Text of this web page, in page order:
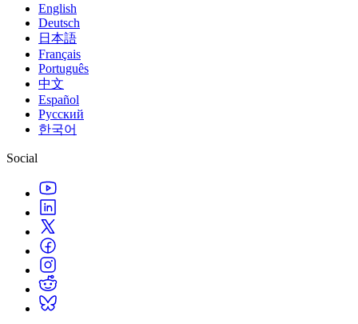
English
Deutsch
日本語
Français
Português
中文
Español
Русский
한국어
Social